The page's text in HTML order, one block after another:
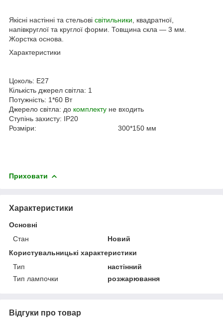
Якісні настінні та стельові світильники , квадратної,
напівкруглої та круглої форми. Товщина скла — 3 мм.
Жорстка основа.
Характеристики
Цоколь: E27
Кількість джерел світла: 1
Потужність: 1*60 Вт
Джерело світла: до комплекту не входить
Ступінь захисту: IP20
Розміри: 300*150 мм
Приховати
Характеристики
Основні
Стан
Новий
Користувальницькі характеристики
Тип
настінний
Тип лампочки
розжарювання
Відгуки про товар